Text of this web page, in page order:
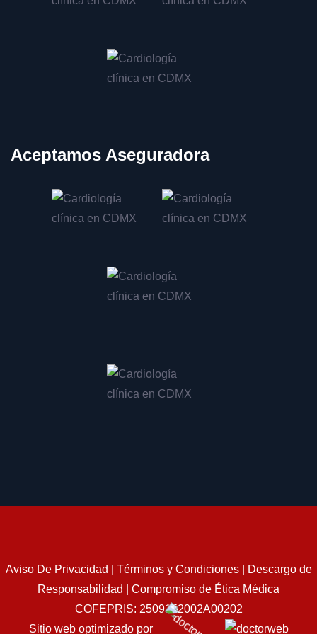
Prevención de infarto de miocardio en CDMX
Tratamiento de endocarditis en CDMX
Colocación de marcapasos en CDMX
Revisión de marcapasos en CDMX
Evaluación para marcapasos en CDMX
Consulta para cateterismo cardíaco en CDMX
Valoración para cateterismo en CDMX
Diagnóstico de insuficiencia mitral en CDMX
Chequeo de salud cardiovascular en CDMX
Medición de presión arterial en CDMX
Aceptamos Aseguradora
Aviso De Privacidad Términos y Condiciones|
Descargo de
Responsabilidad
Compromiso de Ética Médica
COFEPRIS: 2509152002A00202
Sitio web optimizado por